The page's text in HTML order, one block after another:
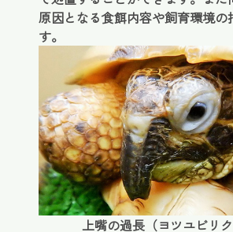
原因となる食餌内容や飼育環境の
す。
上嘴の過長（ヨツユビリク